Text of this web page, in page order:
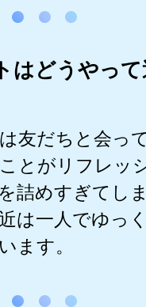
はどうやっ
友だちと会っ
とがリフレッ
詰めすぎてし
は一人でゆっ
ます。